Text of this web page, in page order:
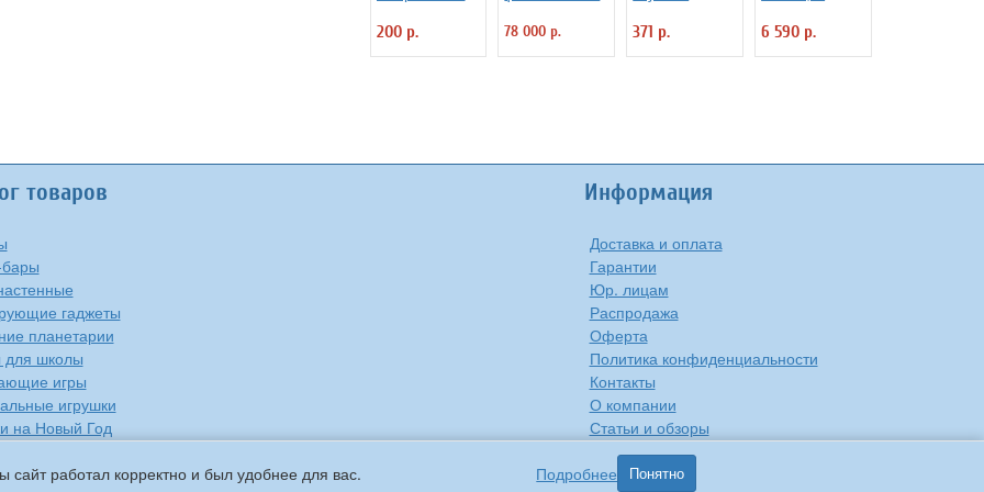
сайт работал корректно и был удобнее для вас. Подробнее Понятно
"Наша Родина"
для детей,
200 р.
деревянной
подставке
78 000 р.
технике письма
Уник-Ум "Ручка-
371 р.
тарелка"
LevitronOff с
6 590 р.
товаров
бары
гаджеты
планетарии
для школы
игры
игрушки
на Новый Год
Информация
Доставка и оплата
Гарантии
Юр. лицам
Распродажа
Оферта
Политика конфиденциальности
Контакты
О компании
Статьи и обзоры